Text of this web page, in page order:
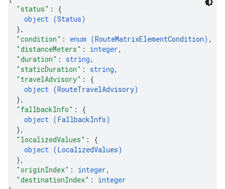
"status" : {
object (Status)
},
"condition" : enum (RouteMatrixElementCondition) ,
"distanceMeters" : integer,
"duration" : string,
"staticDuration" : string,
"travelAdvisory" : {
object (RouteTravelAdvisory)
},
"fallbackInfo" : {
object (FallbackInfo)
},
"localizedValues" : {
object (LocalizedValues)
},
"originIndex" : integer,
"destinationIndex" : integer